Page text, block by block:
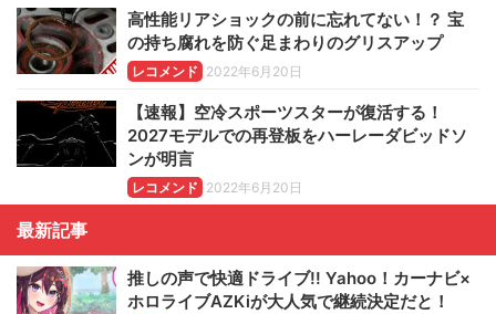
高性能リアショックの前に忘れてない！？ 宝
の持ち腐れを防ぐ足まわりのグリスアップ
レコメンド 2022年6月20日
【速報】空冷スポーツスターが復活する！
2027モデルでの再登板をハーレーダビッドソ
ンが明言
レコメンド 2022年6月20日
最新記事
推しの声で快適ドライブ!! Yahoo！カーナビ×
ホロライブAZKiが大人気で継続決定だと！